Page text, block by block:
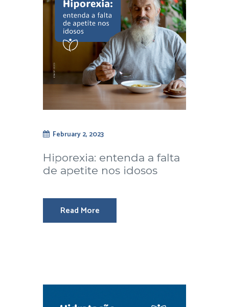
February 2, 2023
Hiporexia: entenda a falta
de apetite nos idosos
Read More